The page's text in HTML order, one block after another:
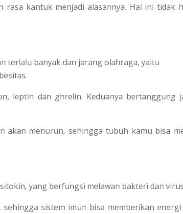
kantuk menjadi alasannya. Hal ini tidak
terlalu banyak dan jarang olahraga, yaitu
leptin dan ghrelin. Keduanya bertanggung
akan menurun, sehingga tubuh kamu bisa
yang berfungsi melawan bakteri dan
sistem imun bisa memberikan